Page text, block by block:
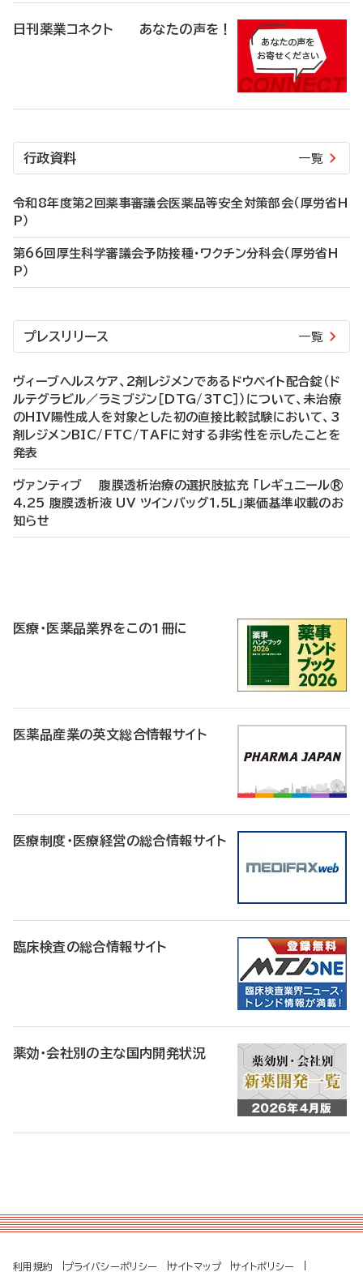
日刊薬業コネクト あなたの声を！
行政資料 一覧
令和8年度第2回薬事審議会医薬品等安全対策部会（厚労省H
P）
第66回厚生科学審議会予防接種・ワクチン分科会（厚労省H
P）
プレスリリース 一覧
ヴィーブヘルスケア、2剤レジメンであるドウベイト配合錠（ド
ルテグラビル／ラミブジン［DTG/3TC］）について、未治療
のHIV陽性成人を対象とした初の直接比較試験において、3
剤レジメンBIC/FTC/TAFに対する非劣性を示したことを
発表
ヴァンティブ 腹膜透析治療の選択肢拡充 「レギュニール®
4.25 腹膜透析液 UV ツインバッグ1.5L」薬価基準収載のお
知らせ
医療・医薬品業界をこの1冊に
医薬品産業の英文総合情報サイト
医療制度・医療経営の総合情報サイト
臨床検査の総合情報サイト
薬効・会社別の主な国内開発状況
利用規約 プライバシーポリシー サイトマップ サイトポリシー